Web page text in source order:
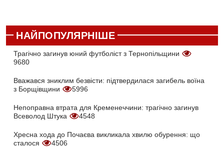
НАЙПОПУЛЯРНІШЕ
Трагічно загинув юний футболіст з Тернопільщини
9680
Вважався зниклим безвісти: підтвердилася загибель воїна
з Борщівщини
5996
Непоправна втрата для Кременеччини: трагічно загинув
Всеволод Штука
4548
Хресна хода до Почаєва викликала хвилю обурення: що
сталося
4506